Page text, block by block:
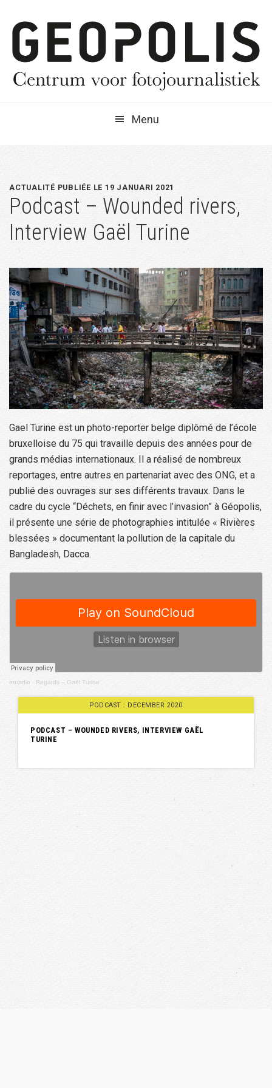
naar
hoofdnavigatie
naar
hoofd
inhoud
naar
eerste
sidebar
Menu
ACTUALITÉ PUBLIÉE LE 19 JANUARI 2021
Podcast – Wounded rivers,
Interview Gaël Turine
Gael Turine est un photo-reporter belge diplômé de l’école
bruxelloise du 75 qui travaille depuis des années pour de
grands médias internationaux. Il a réalisé de nombreux
reportages, entre autres en partenariat avec des ONG, et a
publié des ouvrages sur ses différents travaux. Dans le
cadre du cycle “Déchets, en finir avec l’invasion” à Géopolis,
il présente une série de photographies intitulée « Rivières
blessées » documentant la pollution de la capitale du
Bangladesh, Dacca.
euradio · Regards – Gaël Turine
PODCAST : DECEMBER 2020
PODCAST – WOUNDED RIVERS, INTERVIEW GAËL
TURINE